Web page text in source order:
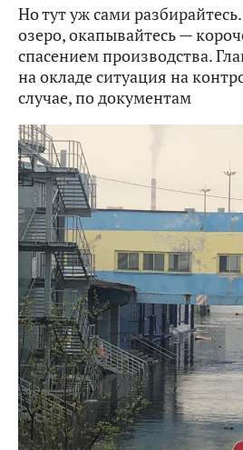
Но тут уж сами
озеро, окапывайтесь —
спасением производства.
на окладе ситуация на
случае, по документам